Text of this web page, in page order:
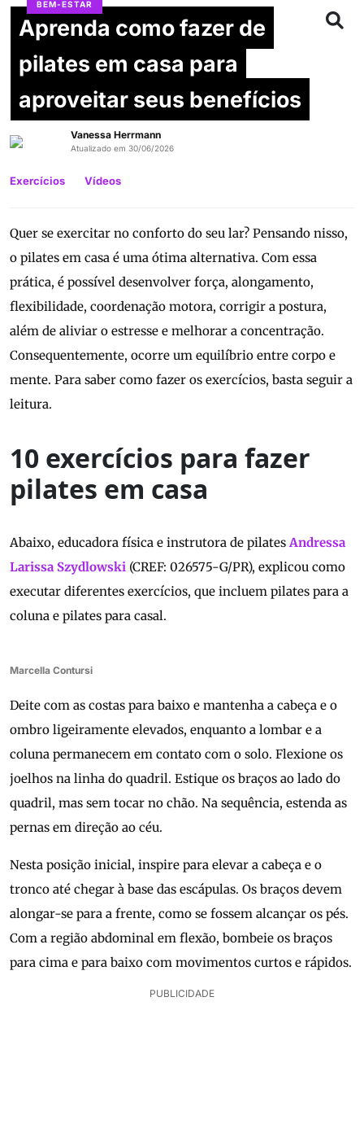
BEM-ESTAR
Aprenda como fazer de
pilates em casa para
aproveitar seus benefícios
Vanessa Herrmann
Atualizado em 30/06/2026
Exercícios Vídeos
Quer se exercitar no conforto do seu lar? Pensando nisso,
o pilates em casa é uma ótima alternativa. Com essa
prática, é possível desenvolver força, alongamento,
flexibilidade, coordenação motora, corrigir a postura,
além de aliviar o estresse e melhorar a concentração.
Consequentemente, ocorre um equilíbrio entre corpo e
mente. Para saber como fazer os exercícios, basta seguir a
leitura.
10 exercícios para fazer
pilates em casa
Abaixo, educadora física e instrutora de pilatesAndressa
Larissa Szydlowski (CREF: 026575-G/PR), explicou como
executar diferentes exercícios, que incluem pilates para a
coluna e pilates para casal.
Marcella Contursi
Deite com as costas para baixo e mantenha a cabeça e o
ombro ligeiramente elevados, enquanto a lombar e a
coluna permanecem em contato com o solo. Flexione os
joelhos na linha do quadril. Estique os braços ao lado do
quadril, mas sem tocar no chão. Na sequência, estenda as
pernas em direção ao céu.
Nesta posição inicial, inspire para elevar a cabeça e o
tronco até chegar à base das escápulas. Os braços devem
alongar-se para a frente, como se fossem alcançar os pés.
Com a região abdominal em flexão, bombeie os braços
para cima e para baixo com movimentos curtos e rápidos.
PUBLICIDADE